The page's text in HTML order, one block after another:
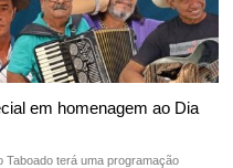
em homenagem ao Dia
Taboado terá uma programação